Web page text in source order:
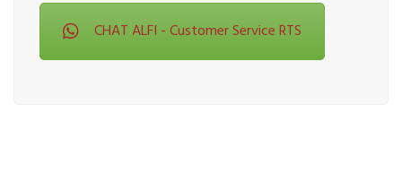
CHAT ALFI - Customer Service RTS